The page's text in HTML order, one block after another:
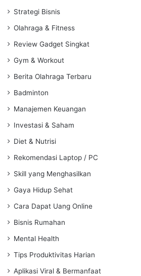
Strategi Bisnis
Olahraga & Fitness
Review Gadget Singkat
Gym & Workout
Berita Olahraga Terbaru
Badminton
Manajemen Keuangan
Investasi & Saham
Diet & Nutrisi
Rekomendasi Laptop / PC
Skill yang Menghasilkan
Gaya Hidup Sehat
Cara Dapat Uang Online
Bisnis Rumahan
Mental Health
Tips Produktivitas Harian
Aplikasi Viral & Bermanfaat